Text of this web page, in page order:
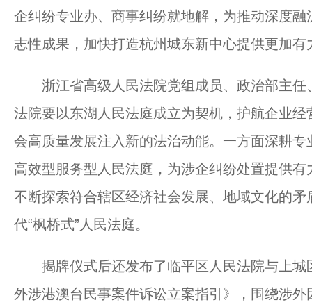
企纠纷专业办、商事纠纷就地解，为推动深度
志性成果，加快打造杭州城东新中心提供更加有
浙江省高级人民法院党组成员、政治部主任
法院要以东湖人民法庭成立为契机，护航企业
会高质量发展注入新的法治动能。一方面深耕
高效型服务型人民法庭，为涉企纠纷处置提供
不断探索符合辖区经济社会发展、地域文化的
代“枫桥式”人民法庭。
揭牌仪式后还发布了临平区人民法院与上城
外涉港澳台民事案件诉讼立案指引》，围绕涉